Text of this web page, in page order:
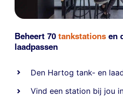
Beheert 70 tankstations en
laadpassen
Den Hartog tank- en
Vind een station bij jou